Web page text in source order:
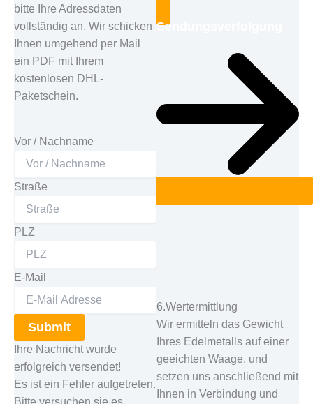
bitte Ihre Adressdaten
vollständig an. Wir schicken
Ihnen umgehend per Mail
ein PDF mit Ihrem
kostenlosen DHL-
Paketschein.
Vor / Nachname
Straße
PLZ
E-Mail
Submit
Ihre Nachricht wurde
erfolgreich versendet!
Es ist ein Fehler aufgetreten.
Bitte versuchen sie es
Sendungsverfolgung
6.Wertermittlung
Wir ermitteln das Gewicht
Ihres Edelmetalls auf einer
geeichten Waage, und
setzen uns anschließend mit
Ihnen in Verbindung und